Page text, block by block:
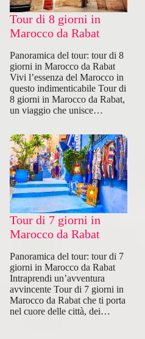
Tour di 8 giorni in
Marocco da Rabat
Panoramica del tour: tour di 8
giorni in Marocco da Rabat
Vivi l’essenza del Marocco in
questo indimenticabile Tour di
8 giorni in Marocco da Rabat,
un viaggio che unisce…
Tour di 7 giorni in
Marocco da Rabat
Panoramica del tour: tour di 7
giorni in Marocco da Rabat
Intraprendi un’avventura
avvincente Tour di 7 giorni in
Marocco da Rabat che ti porta
nel cuore delle città, dei…